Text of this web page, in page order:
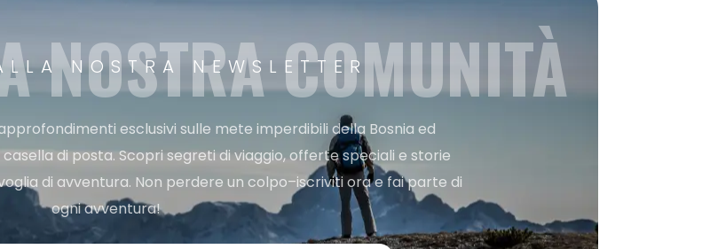
NOSTRA NEWSLETTER
NOSTRA COMUNITÀ
esclusivi sulle mete imperdibili della Bosnia ed
di posta. Scopri segreti di viaggio, offerte speciali e storie
di avventura. Non perdere un colpo–iscriviti ora e fai parte di
ogni avventura!